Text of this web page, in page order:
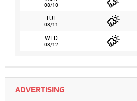
08/10
TUE
08/11
WED
08/12
ADVERTISING